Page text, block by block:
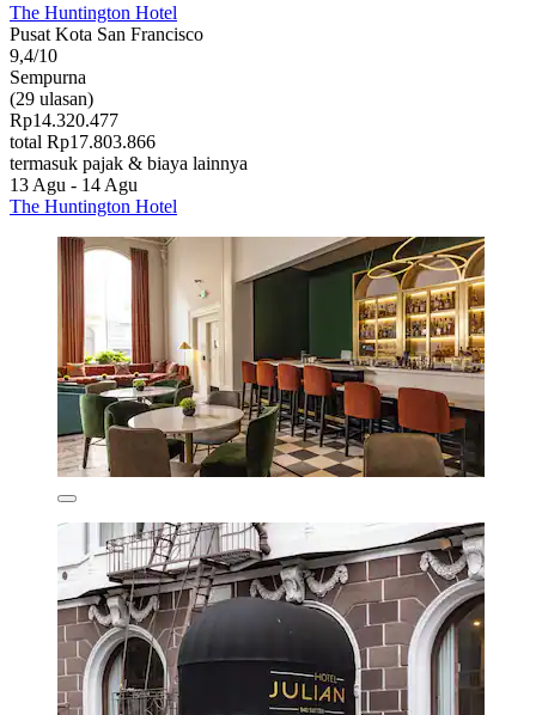
The Huntington Hotel
Pusat Kota San Francisco
9,4/10
Sempurna
(29 ulasan)
Rp14.320.477
total Rp17.803.866
termasuk pajak & biaya lainnya
13 Agu - 14 Agu
The Huntington Hotel